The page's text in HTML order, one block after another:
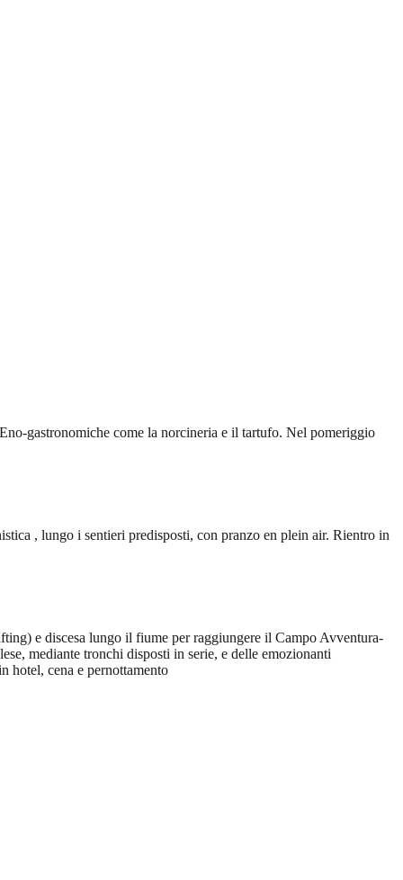
gastronomiche come la norcineria e il tartufo. Nel pomeriggio
, lungo i sentieri predisposti, con pranzo en plein air. Rientro in
e discesa lungo il fiume per raggiungere il Campo Avventura-
mediante tronchi disposti in serie, e delle emozionanti
hotel, cena e pernottamento